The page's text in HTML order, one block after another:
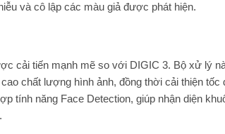
và cô lập các màu giả được phát hiện.
cải tiến mạnh mẽ so với DIGIC 3. Bộ xử lý
chất lượng hình ảnh, đồng thời cải thiện
tính năng Face Detection, giúp nhận diện